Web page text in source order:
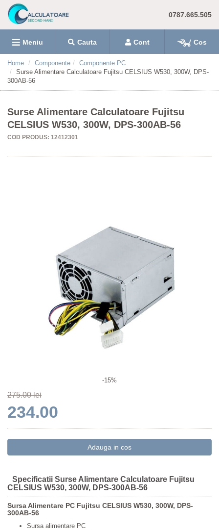
0787.665.505
Meniu Cauta Cont Cos
Home Componente
Componente PC
Surse Alimentare Calculatoare Fujitsu CELSIUS W530, 300W, DPS-
300AB-56
Surse Alimentare Calculatoare Fujitsu
CELSIUS W530, 300W, DPS-300AB-56
COD PRODUS: 12412301
-15%
275.00 lei
234.00
Specificatii Surse Alimentare Calculatoare Fujitsu
CELSIUS W530, 300W, DPS-300AB-56
Sursa Alimentare PC Fujitsu CELSIUS W530, 300W, DPS-
300AB-56
Sursa alimentare PC